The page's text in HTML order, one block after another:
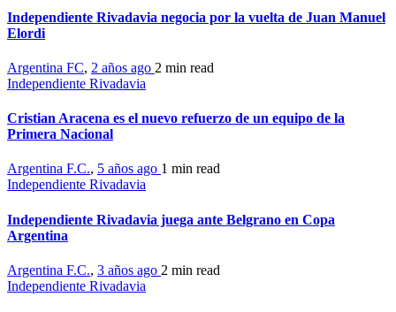
Independiente Rivadavia negocia por la vuelta de Juan Manuel
Elordi
Argentina FC, 2 años ago 2 min read
Independiente Rivadavia
Cristian Aracena es el nuevo refuerzo de un equipo de la
Primera Nacional
Argentina F.C., 5 años ago 1 min read
Independiente Rivadavia
Independiente Rivadavia juega ante Belgrano en Copa
Argentina
Argentina F.C., 3 años ago 2 min read
Independiente Rivadavia